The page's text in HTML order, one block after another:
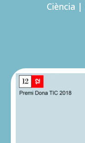
Ciència |